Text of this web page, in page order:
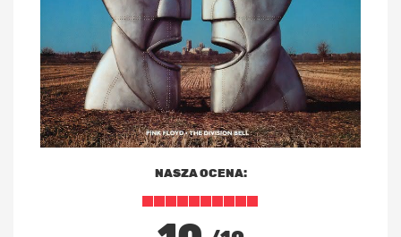
NASZA OCENA: